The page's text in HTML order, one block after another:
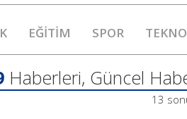
EĞİTİM SPOR
Haberleri, Güncel
13